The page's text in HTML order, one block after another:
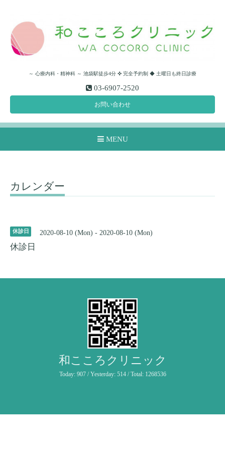
～ 心療内科・精神科 ～ 池袋駅徒歩4分 ✜ 完全予約制 ◆ 土曜日も終日診療
03-6907-2520
お問い合わせ
MENU
カレンダー
休診日 2020-08-10 (Mon) - 2020-08-10 (Mon)
休診日
和こころクリニック
Today: 907/ Yesterday: 514/ Total: 1268536